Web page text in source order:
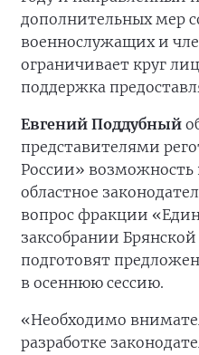
дополнительных мер
военнослужащих и
ограничивает круг
поддержка
Евгений Поддубный
представителями
России»
областное
вопрос фракции
заксобрании
подготовят
в осеннюю сессию.
«Необходимо
разработке